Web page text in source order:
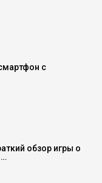
с
обзор игры о